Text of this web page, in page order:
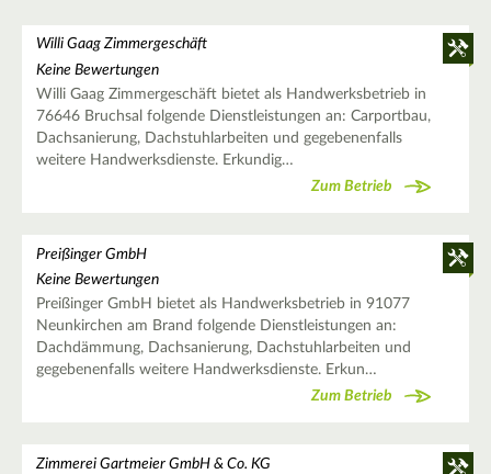
Willi Gaag Zimmergeschäft
Keine Bewertungen
Willi Gaag Zimmergeschäft bietet als Handwerksbetrieb in
76646 Bruchsal folgende Dienstleistungen an: Carportbau,
Dachsanierung, Dachstuhlarbeiten und gegebenenfalls
weitere Handwerksdienste. Erkundig…
Zum Betrieb
Preißinger GmbH
Keine Bewertungen
Preißinger GmbH bietet als Handwerksbetrieb in 91077
Neunkirchen am Brand folgende Dienstleistungen an:
Dachdämmung, Dachsanierung, Dachstuhlarbeiten und
gegebenenfalls weitere Handwerksdienste. Erkun…
Zum Betrieb
Zimmerei Gartmeier GmbH & Co. KG